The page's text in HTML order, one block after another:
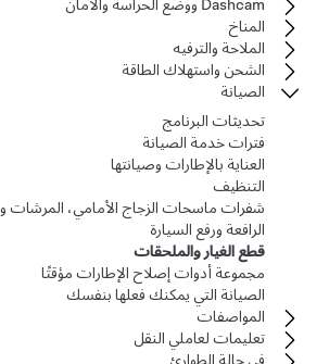
Dashcam ووضع الحراسة والأمان
المناخ
الملاحة والترفيه
الشحن واستهلاك الطاقة
الصيانة
تحديثات البرنامج
فترات خدمة الصيانة
العناية بالإطارات وصيانتها
التنظيف
شفرات ماسحات الزجاج الأمامي، المرشات
الرافعة ورفع السيارة
قطع الغيار والملحقات
مجموعة أدوات إصلاح الإطارات مؤقتًا
الصيانة التي يمكنك فعلها بنفسك
المواصفات
تعليمات لعاملي النقل
في حالة الطوارئ